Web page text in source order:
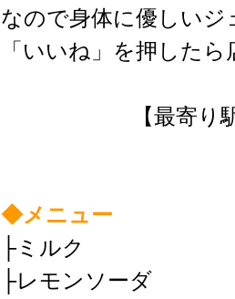
なので身体に優しいジ
「いいね」を押した
【最寄
◆メニュー
├ミルク
├レモンソーダ